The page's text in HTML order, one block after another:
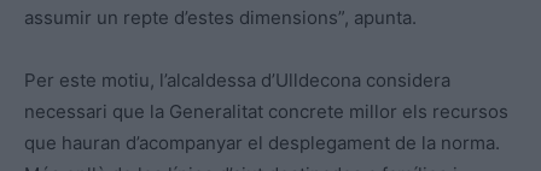
assumir un repte d’estes dimensions”, apunta.
Per este motiu, l’alcaldessa d’Ulldecona considera
necessari que la Generalitat concrete millor els recursos
que hauran d’acompanyar el desplegament de la norma.